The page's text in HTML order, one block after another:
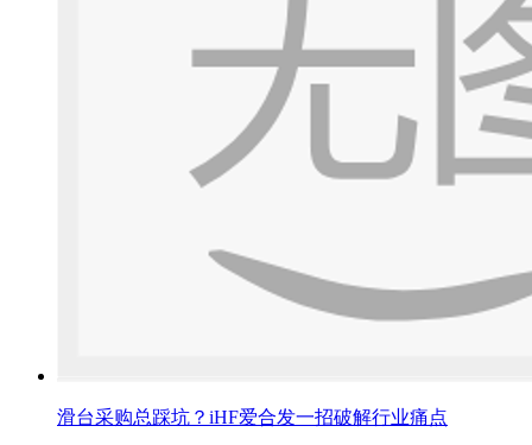
滑台采购总踩坑？iHF爱合发一招破解行业痛点